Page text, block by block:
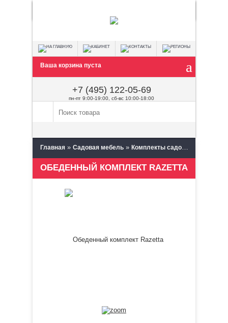
Ваша корзина пуста
+7 (495) 122-05-69
пн-пт 9:00-19:00, сб-вс 10:00-18:00
Главная » Садовая мебель » Комплекты садовой мебели
ОБЕДЕННЫЙ КОМПЛЕКТ RAZETTA